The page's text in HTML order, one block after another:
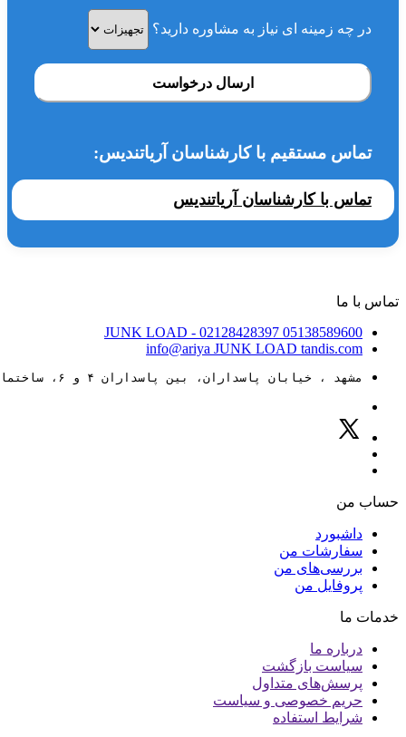
در چه زمینه ای نیاز به مشاوره دارید؟
ارسال درخواست
تماس مستقیم با کارشناسان آریاتندیس:
تماس با کارشناسان آریاتندیس
تماس با ما
05138589600
JUNK LOAD - 02128428397
info@ariya JUNK LOAD tandis.com
مشهد ، خیابان پاسداران، بین پاسداران ۴ و ۶، ساختمان ۸۸
حساب من
داشبورد
سفارشات من
بررسی‌های من
پروفایل من
خدمات ما
درباره ما
سیاست بازگشت
پرسش‌های متداول
حریم خصوصی و سیاست
شرایط استفاده